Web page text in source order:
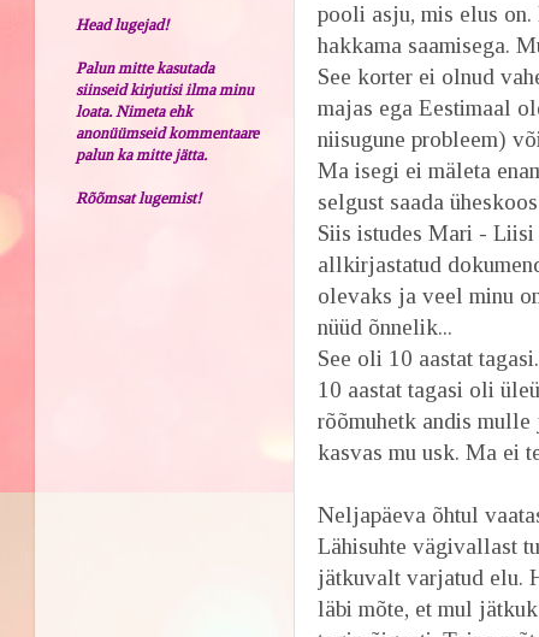
pooli asju, mis elus
hakkama saamisega.
See korter ei olnud
majas ega Eestimaal
niisugune probleem)
Ma isegi ei mäleta
selgust saada
Siis istudes Mari - Liisi
allkirjastatud
olevaks ja veel minu
nüüd õnnelik...
See oli 10 aastat tagasi.
10 aastat tagasi oli
rõõmuhetk andis
kasvas mu usk. Ma ei
Neljapäeva õhtul
Lähisuhte vägivallast
jätkuvalt varjatud elu.
läbi mõte, et mul
Head lugejad!
Palun mitte kasutada
siinseid kirjutisi ilma minu
loata. Nimeta ehk
anonüümseid kommentaare
palun ka mitte jätta.
Rõõmsat lugemist!